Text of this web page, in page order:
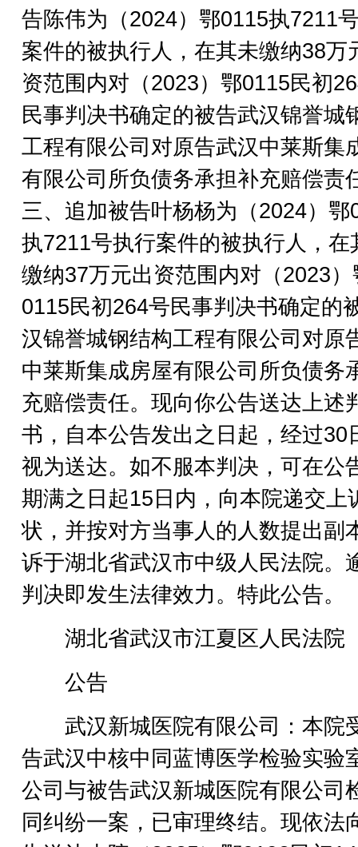
告陈伟为（2024）鄂0115执7211
案件的被执行人，在其未缴纳38万
资范围内对（2023）鄂0115民初
民事判决书确定的被告武汉锦誉城
工程有限公司对原告武汉中莱斯集
有限公司所负债务承担补充赔偿责
三、追加被告叶杨杨为（2024）鄂
执7211号执行案件的被执行人，在
缴纳37万元出资范围内对（2023）
0115民初264号民事判决书确定的
汉锦誉城钢结构工程有限公司对原
中莱斯集成房屋有限公司所负债务
充赔偿责任。现向你公告送达上述
书，自本公告发出之日起，经过30
视为送达。如不服本判决，可在公
期满之日起15日内，向本院递交上
状，并按对方当事人的人数提出副
诉于湖北省武汉市中级人民法院。
判决即发生法律效力。特此公告。
湖北省武汉市江夏区人民法院
公告
武汉新城医院有限公司：本院
告武汉中核中同蓝博医学检验实验
公司与被告武汉新城医院有限公司
同纠纷一案，已审理终结。现依法